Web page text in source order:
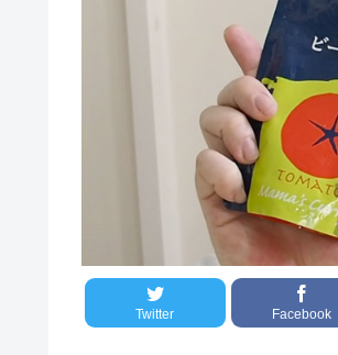
Twitter Facebook